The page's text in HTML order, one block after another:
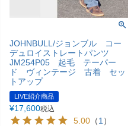
JOHNBULL/ジョンブル コー
デュロイストレートパンツ
JM254P05 起毛 テーパー
ド ヴィンテージ 古着 セッ
トアップ
LIVE紹介商品
¥17,600税込
5.00 （1 ）